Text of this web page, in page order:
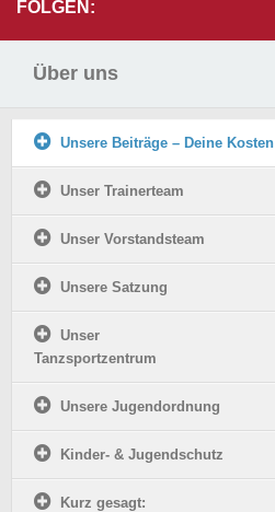
FOLGEN:
Über uns
Unsere Beiträge – Deine Kosten
Unser Trainerteam
Unser Vorstandsteam
Unsere Satzung
Unser
Tanzsportzentrum
Unsere Jugendordnung
Kinder- & Jugendschutz
Kurz gesagt: